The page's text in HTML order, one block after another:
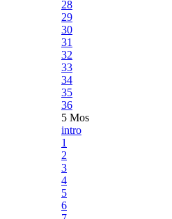
28
29
30
31
32
33
34
35
36
5 Mos
intro
1
2
3
4
5
6